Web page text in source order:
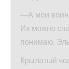
—А мои
Их можно
понимаю,
Крылатый